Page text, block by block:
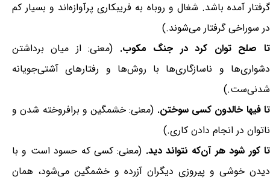
گرفتار آمده باشد. شغال و روباه به فریبکاری پرآوازه‌اند و بسیار کم
در سوراخی گرفتار می‌شوند.)
تا صلح توان کرد در جنگ مکوب. (معنی: از میان برداشتن
دشواری‌ها و ناسازگاری‌ها با روش‌ها و رفتارهای آشتی‌جویانه
شدنی‌ست.)
تا فیها خالدون کسی سوختن. (معنی: خشمگین و برافروخته شدن و
ناتوان در انجام دادن کاری.)
تا کور شود هر آن‌که نتواند دید. (معنی: کسی که حسود است و با
دیدن خوشی و پیروزی دیگران آزرده و خشمگین می‌شود، همان